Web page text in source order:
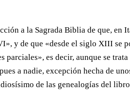
a la Sagrada Biblia de que, en
y de que «desde el siglo XIII se
es decir, aunque se trata
a nadie, excepción hecha de
de las genealogías del